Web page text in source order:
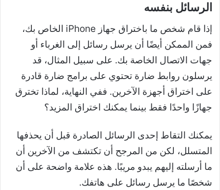
الرسائل بنفسه
إذا قام شخص ما باختراق جهاز iPhone الخاص بك،
فمن الممكن أيضًا أن يرسل رسائل إلى الغرباء أو
جهات الاتصال الخاصة بك. على سبيل المثال، قد
يرسلون روابط ضارة تحتوي على برامج ضارة قادرة
على اختراق أجهزة الآخرين. ففي النهاية، لماذا تخترق
جهازًا واحدًا فقط بينما يمكنك اختراق المزيد؟
يمكنك التقاط إحدى الرسائل الصادرة قبل أن يحذفها
المتسلل، لكن من المرجح أن تكتشف من الآخرين أن
ما أرسلته إليهم يبدو مريبًا. هذه علامة واضحة على أن
شخصًا ما يرسل رسائل على هاتفك.